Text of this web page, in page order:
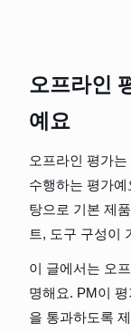
오프라인
예요
오프라인 평가
수행하는 평가
탕으로 기본 제
트, 도구 구성이
이 글에서는 오
명해요. PM이
을 통과하도록